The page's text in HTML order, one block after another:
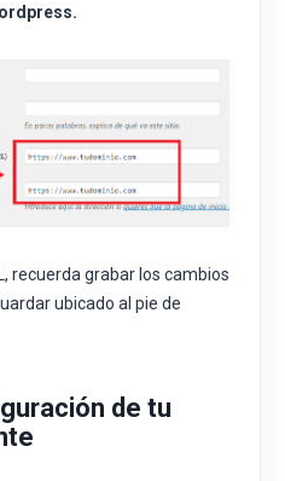
recuerda grabar los cambios
ubicado al pie de
de tu